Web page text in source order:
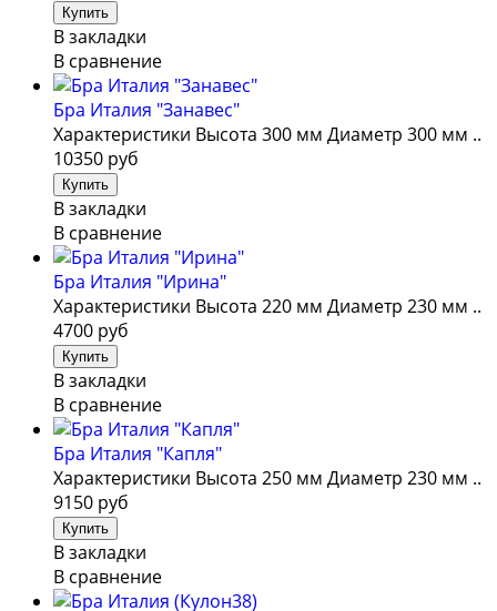
В закладки
В сравнение
Бра Италия "Занавес"
Характеристики Высота 300 мм Диаметр 300 мм ..
10350 руб
В закладки
В сравнение
Бра Италия "Ирина"
Характеристики Высота 220 мм Диаметр 230 мм ..
4700 руб
В закладки
В сравнение
Бра Италия "Капля"
Характеристики Высота 250 мм Диаметр 230 мм ..
9150 руб
В закладки
В сравнение